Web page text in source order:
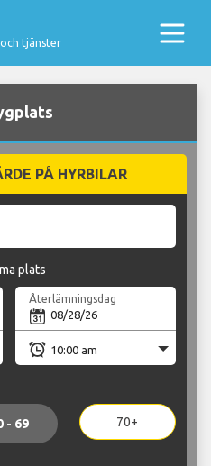
tjänster
PÅ HYRBILAR
plats
Återlämningsdag
- 69 70+